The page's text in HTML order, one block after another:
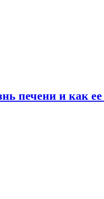
печени и как